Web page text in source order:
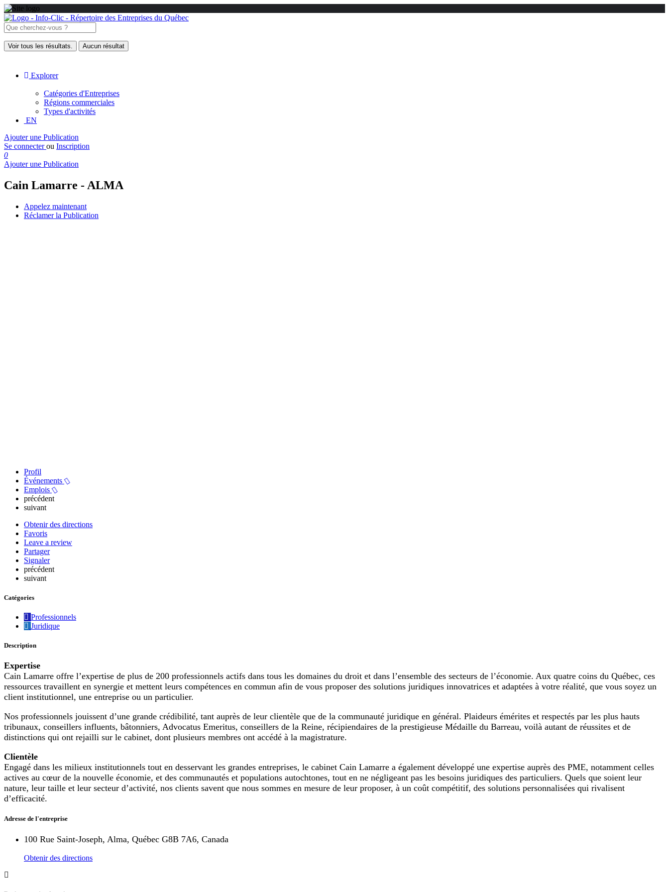
Voir tous les résultats. Aucun résultat
Explorer
Catégories d'Entreprises
Régions commerciales
Types d'activités
EN
Ajouter une Publication
Se connecterou Inscription
0
Ajouter une Publication
Cain Lamarre - ALMA
Appelez maintenant
Réclamer la Publication
Profil
Événements
Emplois
précédent
suivant
Obtenir des directions
Favoris
Leave a review
Partager
Signaler
précédent
suivant
Catégories
Professionnels
Juridique
Description
Expertise
Cain Lamarre offre l’expertise de plus de 200 professionnels actifs dans tous les domaines du droit et dans l’ensemble des secteurs de l’économie. Aux quatre coins du Québec, ces
ressources travaillent en synergie et mettent leurs compétences en commun afin de vous proposer des solutions juridiques innovatrices et adaptées à votre réalité, que vous soyez un
client institutionnel, une entreprise ou un particulier.
Nos professionnels jouissent d’une grande crédibilité, tant auprès de leur clientèle que de la communauté juridique en général. Plaideurs émérites et respectés par les plus hauts
tribunaux, conseillers influents, bâtonniers, Advocatus Emeritus, conseillers de la Reine, récipiendaires de la prestigieuse Médaille du Barreau, voilà autant de réussites et de
distinctions qui ont rejailli sur le cabinet, dont plusieurs membres ont accédé à la magistrature.
Clientèle
Engagé dans les milieux institutionnels tout en desservant les grandes entreprises, le cabinet Cain Lamarre a également développé une expertise auprès des PME, notamment celles
actives au cœur de la nouvelle économie, et des communautés et populations autochtones, tout en ne négligeant pas les besoins juridiques des particuliers. Quels que soient leur
nature, leur taille et leur secteur d’activité, nos clients savent que nous sommes en mesure de leur proposer, à un coût compétitif, des solutions personnalisées qui rivalisent
d’efficacité.
Adresse de l'entreprise
100 Rue Saint-Joseph, Alma, Québec G8B 7A6, Canada
Obtenir des directions